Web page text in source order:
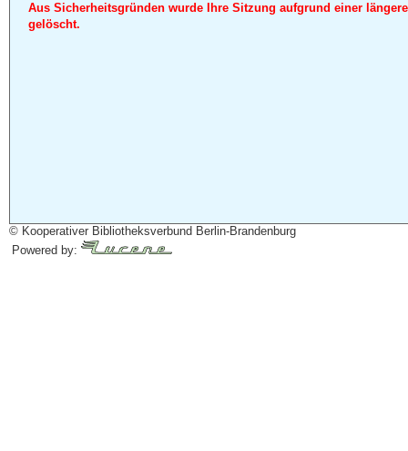
Aus Sicherheitsgründen wurde Ihre Sitzung aufgrund einer
gelöscht.
© Kooperativer Bibliotheksverbund Berlin-Brandenburg
Powered by: